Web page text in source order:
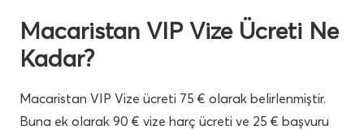
Macaristan VIP Vize Ücreti Ne
Kadar?
Macaristan VIP Vize ücreti 75 € olarak belirlenmiştir.
Buna ek olarak 90 € vize harç ücreti ve 25 € başvuru